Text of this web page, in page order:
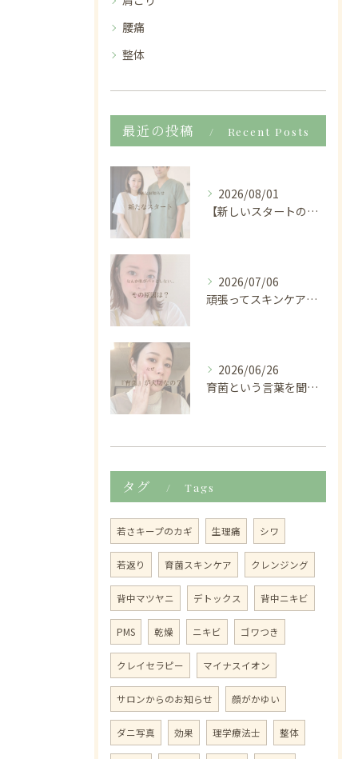
腰痛
整体
最近の投稿 Recent Posts
2026/08/01
【新しいスタートのお知らせ🌿】
2026/07/06
頑張ってスキンケアしているのに
2026/06/26
育菌という言葉を聞くと、
タグ Tags
若さキープのカギ 生理痛 シワ
若返り 育菌スキンケア クレンジング
背中マツヤニ デトックス 背中ニキビ
PMS 乾燥 ニキビ ゴワつき
クレイセラピー マイナスイオン
サロンからのお知らせ 顔がかゆい
ダニ写真 効果 理学療法士 整体